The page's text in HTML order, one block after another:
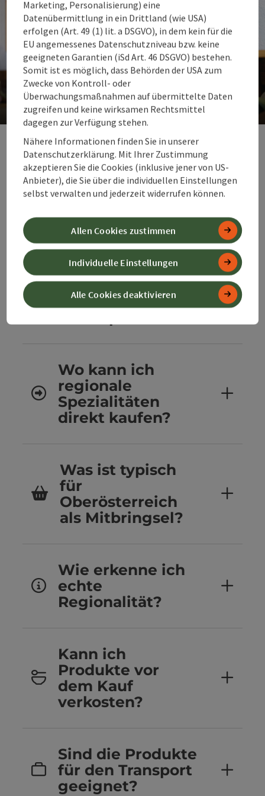
Bauernläden - Ab Hof Verkauf
Wissenswertes zum
Urlaub zum
Mitheimnehmen:
Welche
kulinarischen
Mitbringsel gibt
es im
Wo kann ich
regionale
Spezialitäten
direkt kaufen?
Was ist typisch
für
Oberösterreich
als Mitbringsel?
Wie erkenne ich
echte
Regionalität?
Kann ich
Produkte vor
dem Kauf
verkosten?
Sind die Produkte
für den Transport
geeignet?
Marketing, Personalisierung) eine
Datenübermittlung in ein Drittland (wie USA)
erfolgen (Art. 49 (1) lit. a DSGVO), in dem kein für die
EU angemessenes Datenschutzniveau bzw. keine
geeigneten Garantien (iSd Art. 46 DSGVO) bestehen.
Somit ist es möglich, dass Behörden der USA zum
Zwecke von Kontroll- oder
Überwachungsmaßnahmen auf übermittelte Daten
zugreifen und keine wirksamen Rechtsmittel
dagegen zur Verfügung stehen.
Nähere Informationen finden Sie in unserer
Datenschutzerklärung. Mit Ihrer Zustimmung
akzeptieren Sie die Cookies (inklusive jener von US-
Anbieter), die Sie über die individuellen Einstellungen
selbst verwalten und jederzeit widerrufen können.
Alle Cookies deaktivieren
Individuelle Einstellungen
Allen Cookies zustimmen